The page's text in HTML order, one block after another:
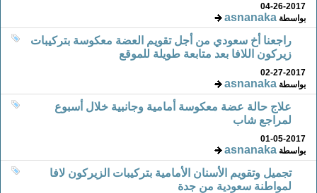
04-26-2017
بواسطةasnanaka
راجعنا أخ سعودي من أجل تقويم العضة معكوسة بتركيبات
زيركون اللافا بعد متابعة طويلة للموقع
02-27-2017
بواسطةasnanaka
علاج حالة عضة معكوسة أمامية وجانبية خلال أسبوع
لمراجع شاب
01-05-2017
بواسطةasnanaka
تجميل وتقويم الأسنان الأمامية بتركيبات الزيركون لافا
لمواطنة سعودية من جدة